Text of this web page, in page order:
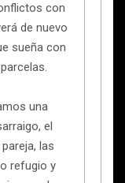
con
de nuevo
sueña con
una
el
las
refugio y